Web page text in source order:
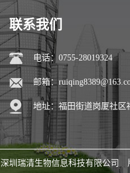
联系我们
电话：0755-28019324
邮箱：
地址：福田街道岗厦社区
深圳瑞清生物信息科技有限公司